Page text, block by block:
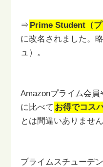
⇒ Prime Student（プ
に改名されました。
ュ）。
Amazonプライム会
に比べて お得でコス
とは間違いありません
プライムスチューデ